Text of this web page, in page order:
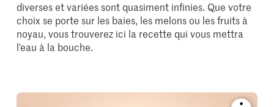
diverses et variées sont quasiment infinies. Que votre
choix se porte sur les baies, les melons ou les fruits à
noyau, vous trouverez ici la recette qui vous mettra
l’eau à la bouche.